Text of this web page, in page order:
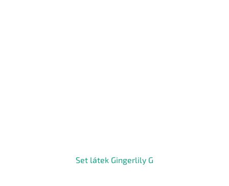
Set látek Gingerlily G